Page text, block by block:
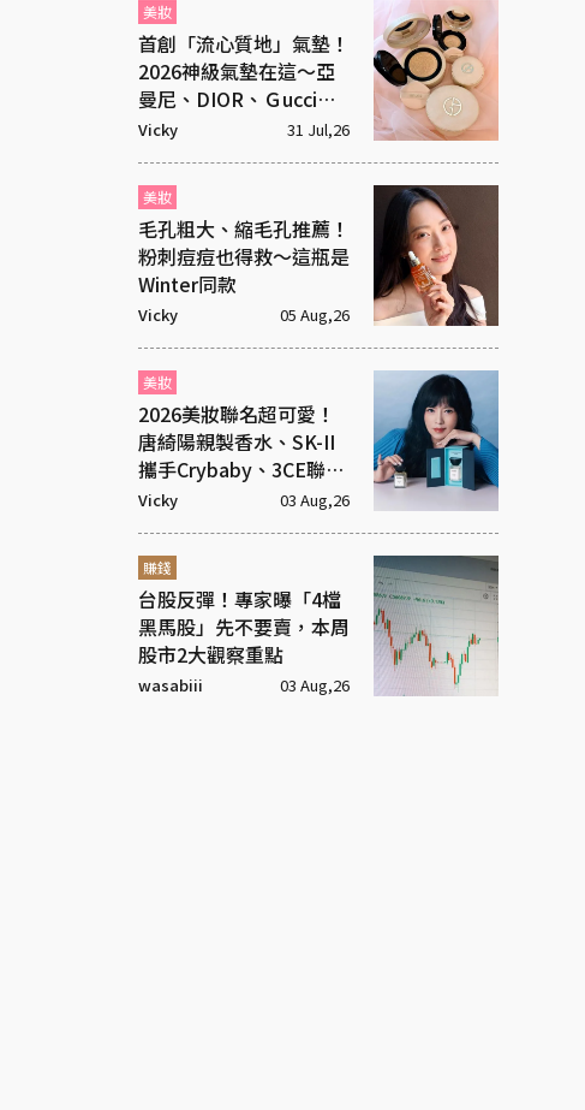
美妝
首創「流心質地」氣墊！
2026神級氣墊在這～亞
曼尼、DIOR、Ｇucci美
度破表
Vicky 31 Jul,26
美妝
毛孔粗大、縮毛孔推薦！
粉刺痘痘也得救～這瓶是
Winter同款
Vicky 05 Aug,26
美妝
2026美妝聯名超可愛！
唐綺陽親製香水、SK-II
攜手Crybaby、3CE聯名
超潮飾品
Vicky 03 Aug,26
賺錢
台股反彈！專家曝「4檔
黑馬股」先不要賣，本周
股市2大觀察重點
wasabiii 03 Aug,26